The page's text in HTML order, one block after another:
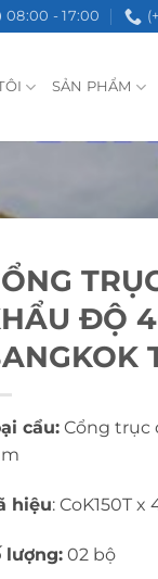
08:00 - 17:00
SẢN PHẨM
ĐỘ
cẩu: Cổng trục
hiệu: CoK150T x
lượng: 02 bộ